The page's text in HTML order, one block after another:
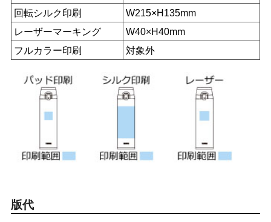
回転シルク印刷
W215×H135mm
レーザーマーキング
W40×H40mm
フルカラー印刷
対象外
版代